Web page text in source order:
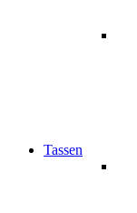
Tassen